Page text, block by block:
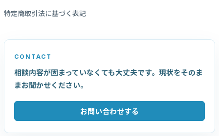
特定商取引法に基づく表記
CONTACT
相談内容が固まっていなくても大丈夫です。現状をそのま
まお聞かせください。
お問い合わせする